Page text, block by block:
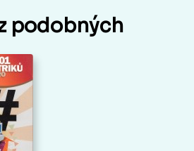
podobných